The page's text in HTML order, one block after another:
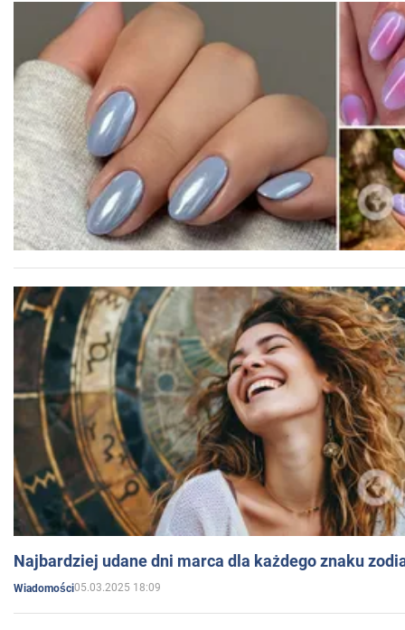
Najbardziej udane dni marca dla każdego znaku
Wiadomości05.03.2025 18:09